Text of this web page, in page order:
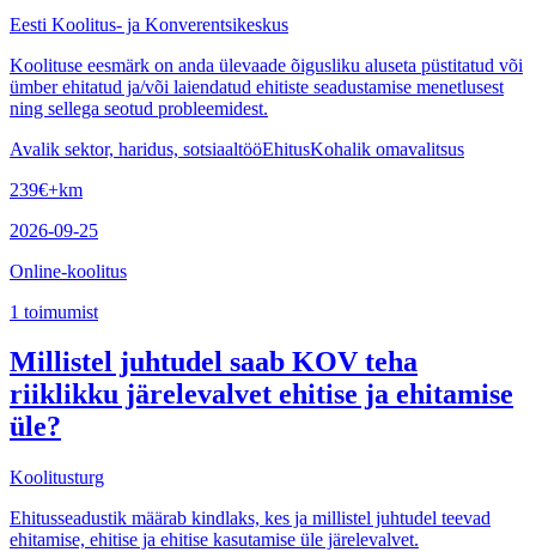
Eesti Koolitus- ja Konverentsikeskus
Koolituse eesmärk on anda ülevaade õigusliku aluseta püstitatud või
ümber ehitatud ja/või laiendatud ehitiste seadustamise menetlusest
ning sellega seotud probleemidest.
Avalik sektor, haridus, sotsiaaltööEhitusKohalik omavalitsus
239€+km
2026-09-25
Online-koolitus
1 toimumist
Millistel juhtudel saab KOV teha
riiklikku järelevalvet ehitise ja ehitamise
üle?
Koolitusturg
Ehitusseadustik määrab kindlaks, kes ja millistel juhtudel teevad
ehitamise, ehitise ja ehitise kasutamise üle järelevalvet.